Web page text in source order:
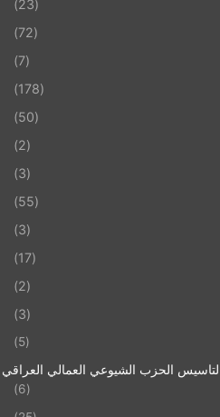
(23)
(72)
(7)
(178)
(50)
(2)
(3)
(55)
(3)
(17)
(2)
(3)
(5)
(6)